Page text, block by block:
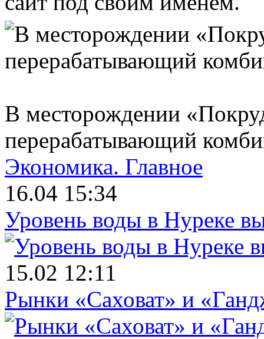
В месторождении
перерабатывающий
Экономика. Главное
16.04 15:34
Уровень воды в Нуреке
15.02 12:11
Рынки «Саховат» и